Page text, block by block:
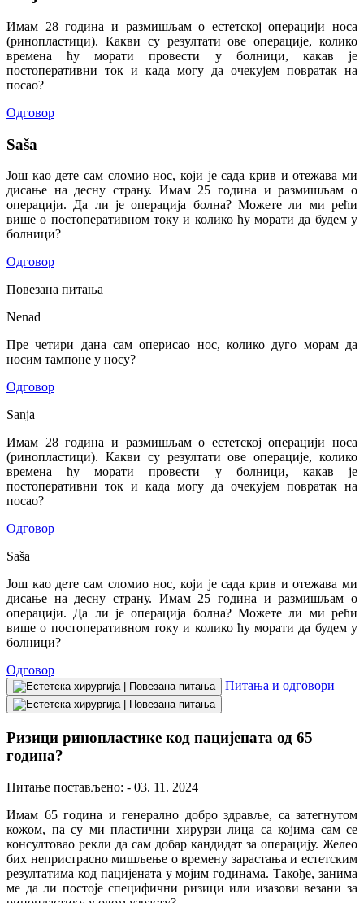
Имам 28 година и размишљам о естетској операцији носа
(ринопластици). Какви су резултати ове операције, колико
времена ћу морати провести у болници, какав је
постоперативни ток и када могу да очекујем повратак на
посао?
Одговор
Saša
Још као дете сам сломио нос, који је сада крив и отежава ми
дисање на десну страну. Имам 25 година и размишљам о
операцији. Да ли је операција болна? Можете ли ми рећи
више о постоперативном току и колико ћу морати да будем у
болници?
Одговор
Повезана питања
Nenad
Пре четири дана сам оперисао нос, колико дуго морам да
носим тампоне у носу?
Одговор
Sanja
Имам 28 година и размишљам о естетској операцији носа
(ринопластици). Какви су резултати ове операције, колико
времена ћу морати провести у болници, какав је
постоперативни ток и када могу да очекујем повратак на
посао?
Одговор
Saša
Још као дете сам сломио нос, који је сада крив и отежава ми
дисање на десну страну. Имам 25 година и размишљам о
операцији. Да ли је операција болна? Можете ли ми рећи
више о постоперативном току и колико ћу морати да будем у
болници?
Одговор
Питања и одговори
Ризици ринопластике код пацијената од 65
година?
Питање постављено: - 03. 11. 2024
Имам 65 година и генерално добро здравље, са затегнутом
кожом, па су ми пластични хирурзи лица са којима сам се
консултовао рекли да сам добар кандидат за операцију. Желео
бих непристрасно мишљење о времену зарастања и естетским
резултатима код пацијената у мојим годинама. Такође, занима
ме да ли постоје специфични ризици или изазови везани за